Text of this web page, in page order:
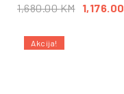
1,680.00KM 1,176.00
Akcija!